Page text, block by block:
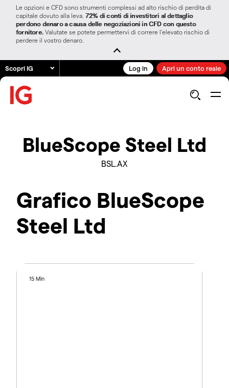
Le opzioni e CFD sono strumenti complessi ad alto rischio di perdita di
capitale dovuto alla leva. 72% di conti di investitori al dettaglio
perdono denaro a causa delle negoziazioni in CFD con questo
fornitore. Valutate se potete permettervi di correre l’elevato rischio di
perdere il vostro denaro.
Scopri IG Log in Apri un conto reale
BlueScope Steel Ltd
BSL.AX
Grafico BlueScope
Steel Ltd
15 Min